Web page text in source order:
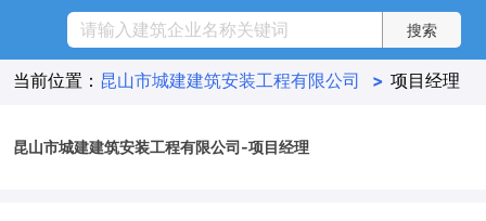
当前位置： 昆山市城建建筑安装工程有限公司 > 项目经理
昆山市城建建筑安装工程有限公司-项目经理